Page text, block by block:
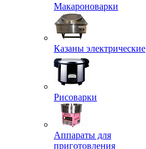
Макароноварки
Казаны электрические
Рисоварки
Аппараты для
приготовления